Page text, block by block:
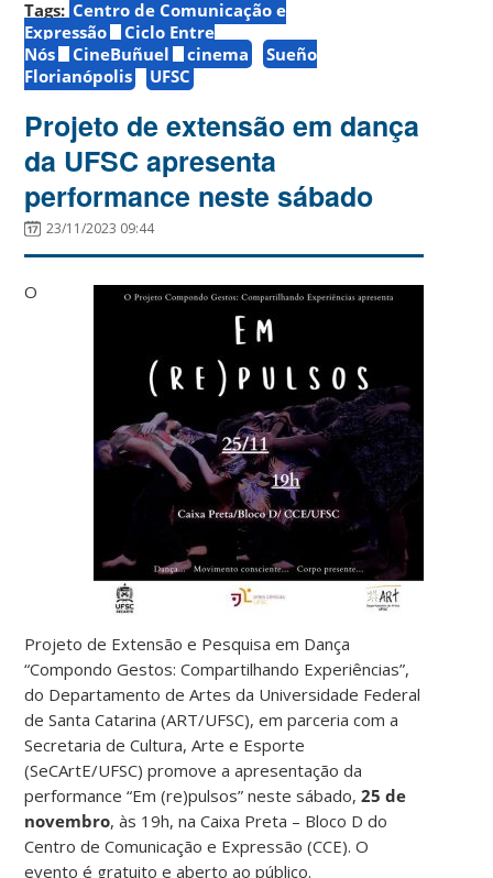
Tags: Centro de Comunicação e
Expressão
Ciclo Entre
Nós
CineBuñuel cinema
Sueño
Florianópolis
UFSC
Projeto de extensão em dança
da UFSC apresenta
performance neste sábado
23/11/2023 09:44
O
Projeto de Extensão e Pesquisa em Dança
“Compondo Gestos: Compartilhando Experiências”,
do Departamento de Artes da Universidade Federal
de Santa Catarina (ART/UFSC), em parceria com a
Secretaria de Cultura, Arte e Esporte
(SeCArtE/UFSC) promove a apresentação da
performance “Em (re)pulsos” neste sábado,25 de
novembro, às 19h, na Caixa Preta – Bloco D do
Centro de Comunicação e Expressão (CCE). O
evento é gratuito e aberto ao público.